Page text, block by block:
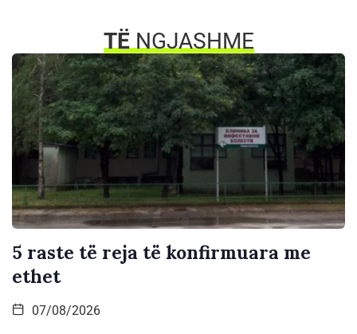
TË NGJASHME
5 raste të reja të konfirmuara me
ethet
07/08/2026